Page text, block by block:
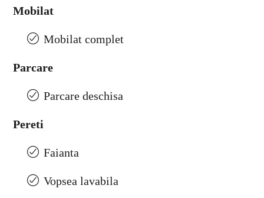
Mobilat
Mobilat complet
Parcare
Parcare deschisa
Pereti
Faianta
Vopsea lavabila